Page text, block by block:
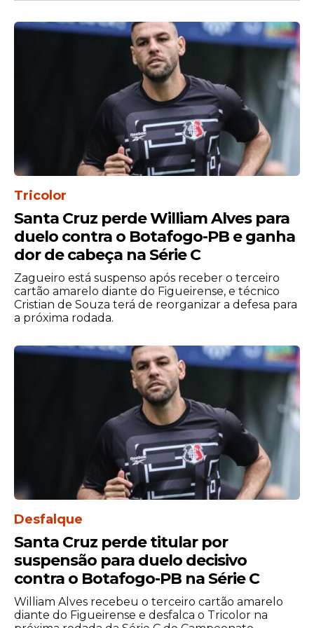
Pontos importantes na
luta pelo campeonato
A vitória garantiu 27 pontos para o
pernambucano, que agora soma 69
pontos na classificação geral da Fórmula 2.
Mesmo com o triunfo, o líder do
No entanto, o resultado em Barcelona
aproxima Rafa Câmara das primeiras
posições e aumenta suas chances de
disputar o título da temporada.
O desempenho também reforça a
Tricolor
Santa Cruz perde William Alves para
duelo contra o Botafogo-PB e ganha
dor de cabeça na Série C
Zagueiro está suspenso após receber o terceiro
cartão amarelo diante do Figueirense, e técnico
Cristian de Souza terá de reorganizar a defesa para
a próxima rodada.
Desfalque
Santa Cruz perde titular por
suspensão para duelo decisivo
contra o Botafogo-PB na Série C
William Alves recebeu o terceiro cartão amarelo
diante do Figueirense e desfalca o Tricolor na